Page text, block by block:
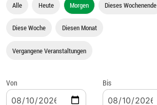
Alle Heute Morgen Dieses Wochenende
Diese Woche Diesen Monat
Vergangene Veranstaltungen
Von Bis